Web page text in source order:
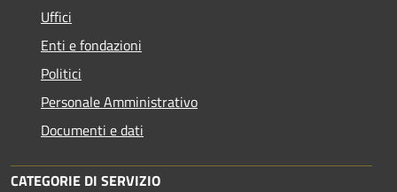
Uffici
Enti e fondazioni
Politici
Personale Amministrativo
Documenti e dati
CATEGORIE DI SERVIZIO